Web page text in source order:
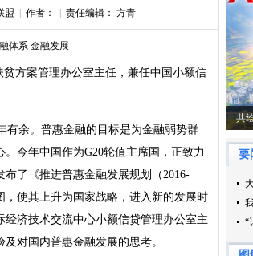
盟 作者： 责任编辑： 方青
体系 金融发展
方案管理办公室主任，兼任中国小额信
有余。普惠金融的目标是为金融弱势群
今年中国作为G20轮值主席国，正致力
了《推进普惠金融发展规划（2016-
使其上升为国家战略，进入新的发展时
济技术交流中心小额信贷管理办公室主
对国内普惠金融发展的思考。